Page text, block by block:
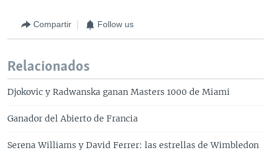
Compartir Follow us
Relacionados
Djokovic y Radwanska ganan Masters 1000 de Miami
Ganador del Abierto de Francia
Serena Williams y David Ferrer: las estrellas de Wimbledon